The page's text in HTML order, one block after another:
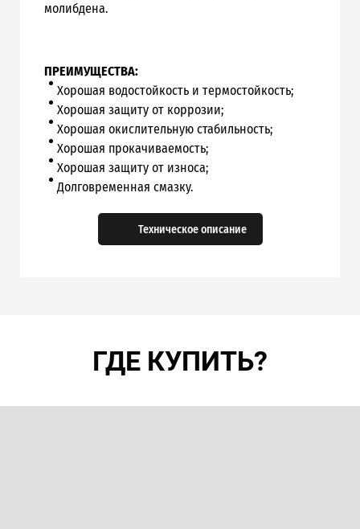
молибдена.
ПРЕИМУЩЕСТВА:
Хорошая водостойкость и термостойкость;
Хорошая защиту от коррозии;
Хорошая окислительную стабильность;
Хорошая прокачиваемость;
Хорошая защиту от износа;
Долговременная смазку.
Техническое описание
ГДЕ КУПИТЬ?